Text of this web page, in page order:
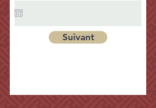
r
e
d
Suivant